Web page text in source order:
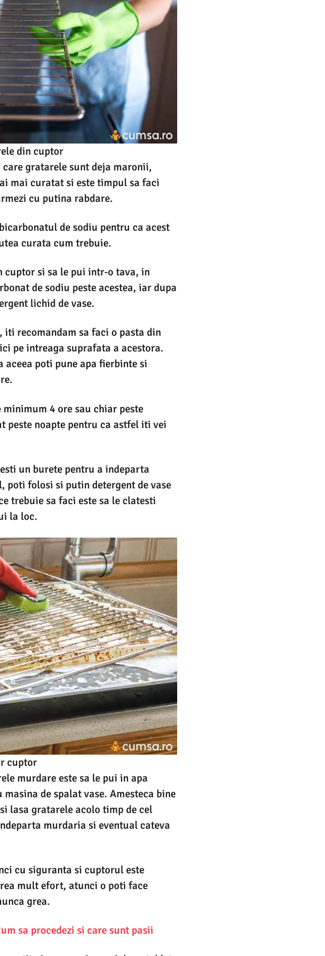
din cuptor
gratarele sunt deja maronii,
mai curatat si este timpul sa faci
cu putina rabdare.
de sodiu pentru ca acest
curata cum trebuie.
cuptor si sa le pui intr-o tava, in
de sodiu peste acestea, iar dupa
lichid de vase.
recomandam sa faci o pasta din
pe intreaga suprafata a acestora.
aceea poti pune apa fierbinte si
4 ore sau chiar peste
peste noapte pentru ca astfel iti vei
un burete pentru a indeparta
poti folosi si putin detergent de vase
trebuie sa faci este sa le clatesti
la loc.
cuptor
murdare este sa le pui in apa
de spalat vase. Amesteca bine
lasa gratarele acolo timp de cel
murdaria si eventual cateva
cu siguranta si cuptorul este
mult efort, atunci o poti face
grea.
sa procedezi si care sunt pasii